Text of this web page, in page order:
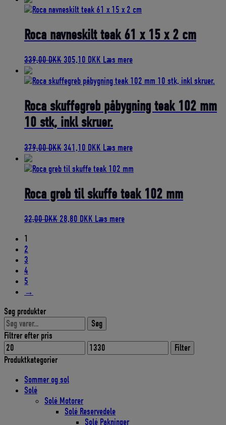
pris
399,00 DKK.
pris
359,10 DKK.
Roca navneskilt teak 61 x 15 x 2 cm
339,00DKK Den
pris
339,00 DKK.
305,10 DKK Den
pris
305,10 DKK.
Læs mere
Roca skuffegreb påbygning teak 102 mm
10 stk, inkl skruer.
379,00DKK Den
pris
379,00 DKK.
341,10 DKK Den
pris
341,10 DKK.
Læs mere
Roca greb til skuffe teak 102 mm
32,00DKK Den
28,80 DKK Den
Læs mere
1
2
3
4
5
→
Søg produkter
Søg
efter:
Søg
Filtrer efter pris
Mindste
pris
Højeste
pris
Filter
Produktkategorier
Sommer og sol
Solé
Solé Motorer
Solé Reservedele
Solé Pakninger